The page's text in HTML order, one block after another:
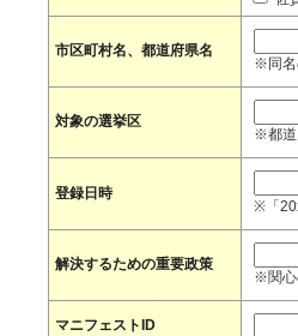
市区町村名、都道府県名
※同名
対象の選挙区
※都道
登録日時
※「
解決するための重要政策
※関心
マニフェストID